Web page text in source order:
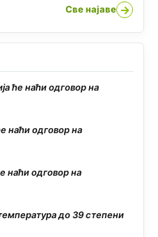
Све најаве →
ће наћи одговор на
наћи одговор на
наћи одговор на
до 39 степени